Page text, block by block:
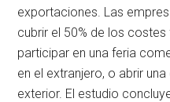
exportaciones. Las
cubrir el 50% de los
participar en una feria
en el extranjero, o abrir
exterior. El estudio